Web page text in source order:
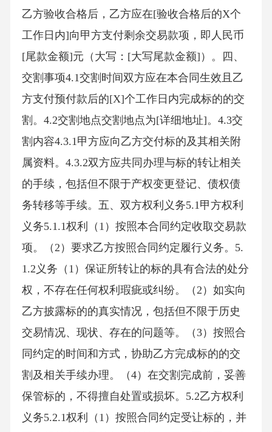
乙方验收合格后，乙方应在[验收合格后的X个
工作日内]向甲方支付剩余交易款项，即人民币
[尾款金额]元（大写：[大写尾款金额]）。四、
交割事项4.1交割时间双方应在本合同生效且乙
方支付预付款后的[X]个工作日内完成标的的交
割。4.2交割地点交割地点为[详细地址]。4.3交
割内容4.3.1甲方应向乙方交付标的及其相关附
属资料。4.3.2双方应共同办理与标的转让相关
的手续，包括但不限于产权变更登记、债权债
务转移等手续。五、双方权利义务5.1甲方权利
义务5.1.1权利（1）按照本合同约定收取交易款
项。（2）要求乙方按照合同约定履行义务。5.
1.2义务（1）保证所转让的标的具有合法的处分
权，不存在任何权利瑕疵或纠纷。（2）如实向
乙方披露标的的真实情况，包括但不限于历史
交易情况、现状、存在的问题等。（3）按照合
同约定的时间和方式，协助乙方完成标的的交
割及相关手续办理。（4）在交割完成前，妥善
保管标的，不得擅自处置或损坏。5.2乙方权利
义务5.2.1权利（1）按照合同约定受让标的，并